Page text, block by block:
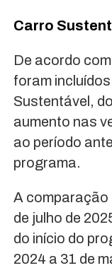
Carro
De acordo
foram
Sustentável,
aumento nas
ao período
programa.
A comparação
de julho de
do início do
2024 a 31 de